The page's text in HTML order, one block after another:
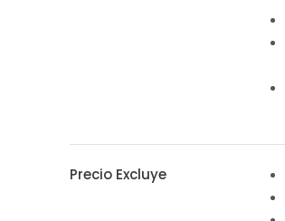
Precio Excluye